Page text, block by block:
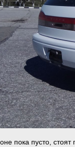
пока пусто,